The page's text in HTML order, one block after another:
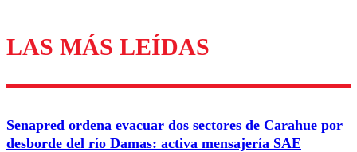
Los comentarios son moderados para garantizar un
diálogo respetuoso.
Correo
LAS MÁS LEÍDAS
Senapred ordena evacuar dos sectores de Carahue por
desborde del río Damas: activa mensajería SAE